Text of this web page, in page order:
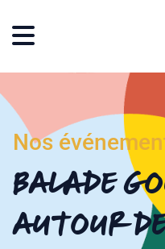
Nos
Balade
autour